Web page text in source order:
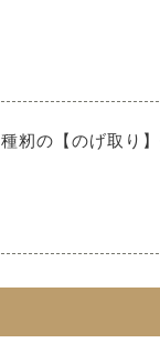
種籾の【のげ取り